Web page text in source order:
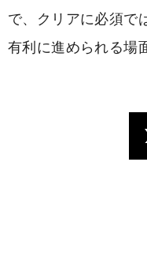
で、クリアに必須で
有利に進められる場